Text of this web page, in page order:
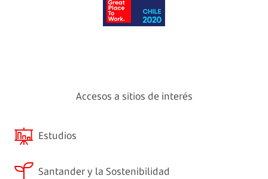
Accesos a sitios de interés
Estudios
Santander y la Sostenibilidad